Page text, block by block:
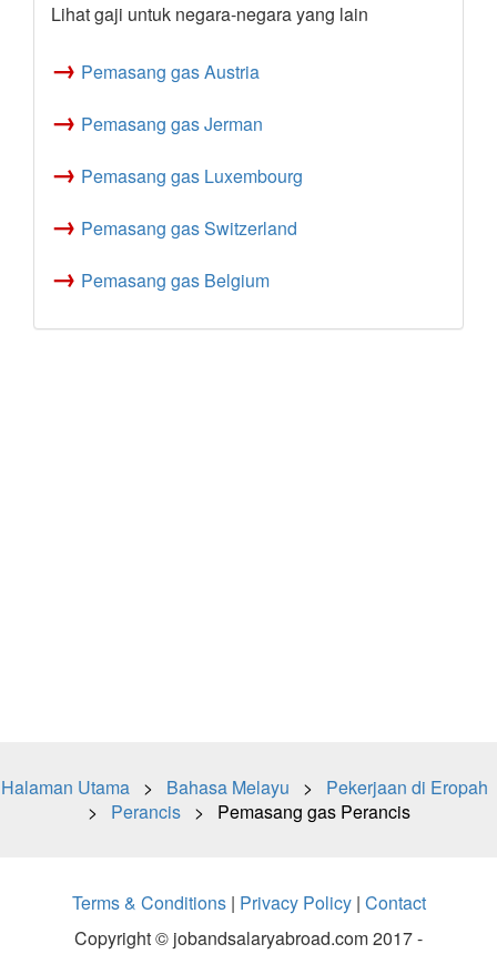
Lihat gaji untuk negara-negara yang lain
→ Pemasang gas Austria
→ Pemasang gas Jerman
→ Pemasang gas Luxembourg
→ Pemasang gas Switzerland
→ Pemasang gas Belgium
Halaman Utama> Bahasa Melayu > Pekerjaan di Eropah
> Perancis> Pemasang gas Perancis
Terms & Conditions| Privacy Policy| Contact
Copyright © jobandsalaryabroad.com 2017 -